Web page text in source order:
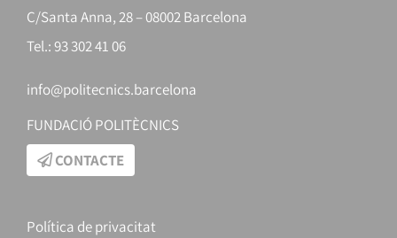
C/Santa Anna, 28 – 08002 Barcelona
Tel.: 93 302 41 06
info@politecnics.barcelona
FUNDACIÓ POLITÈCNICS
CONTACTE
Política de privacitat